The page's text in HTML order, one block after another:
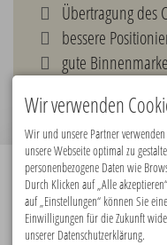
Übertragung des
bessere
gute
Premiumpartner:
Wir verwenden
Wir und unsere Partner
unsere Webseite optimal zu
personenbezogene Daten wie
Durch Klicken auf „Alle
auf „Einstellungen“ können Sie
Einwilligungen für die Zukunft
unserer Datenschutzerklärung.